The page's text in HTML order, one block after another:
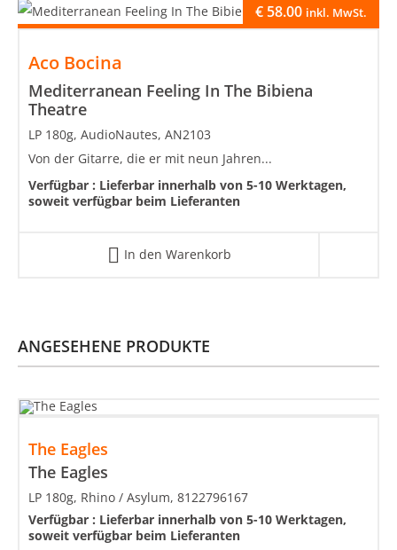
Aco Bocina
Mediterranean Feeling In The Bibiena
Theatre
€ 58.00 inkl. MwSt.
LP 180g, AudioNautes, AN2103
Von der Gitarre, die er mit neun Jahren...
Verfügbar : Lieferbar innerhalb von 5-10 Werktagen,
soweit verfügbar beim Lieferanten
In den Warenkorb
ANGESEHENE PRODUKTE
The Eagles
The Eagles
LP 180g, Rhino / Asylum, 8122796167
Verfügbar : Lieferbar innerhalb von 5-10 Werktagen,
soweit verfügbar beim Lieferanten